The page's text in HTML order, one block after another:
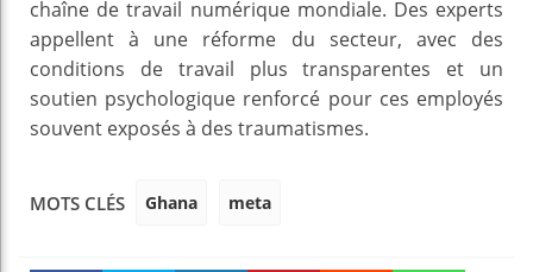
chaîne de travail numérique mondiale. Des experts
appellent à une réforme du secteur, avec des
conditions de travail plus transparentes et un
soutien psychologique renforcé pour ces employés
souvent exposés à des traumatismes.
MOTS CLÉS Ghana meta